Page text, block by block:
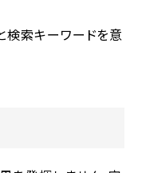
検索キーワードを意